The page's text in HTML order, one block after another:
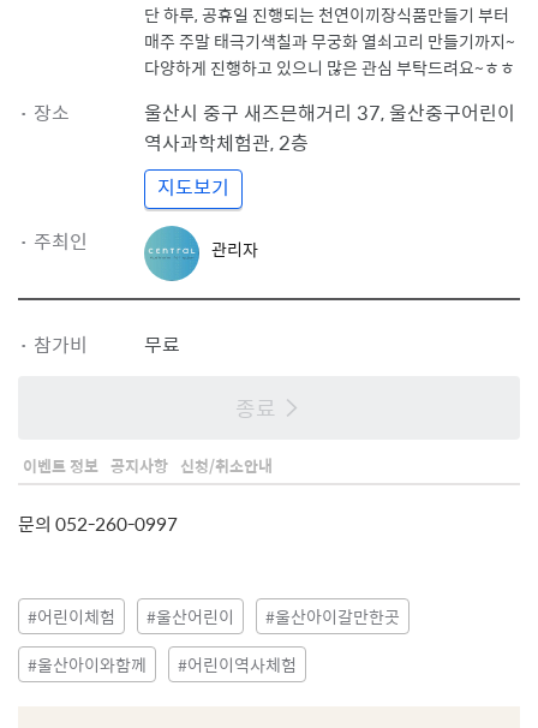
단 하루, 공휴일 진행되는 천연이끼장식품만들기 부터
매주 주말 태극기색칠과 무궁화 열쇠고리 만들기까지~
다양하게 진행하고 있으니 많은 관심 부탁드려요~ㅎㅎ
· 장소 울산시 중구 새즈믄해거리 37, 울산중구어린이
역사과학체험관,2층
지도보기
· 주최인
관
리
자
프
로
필
관리자
· 참가비 무료
종료
이벤트 정보 공지사항 신청/취소안내
문의 052-260-0997
#어린이체험 #울산어린이
#울산아이갈만한곳
#울산아이와함께
#어린이역사체험